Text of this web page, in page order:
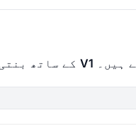
V1 ہیں۔